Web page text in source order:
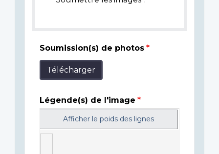
Soumission(s) de photos
Télécharger
Légende(s) de l'image
Afficher le poids des lignes